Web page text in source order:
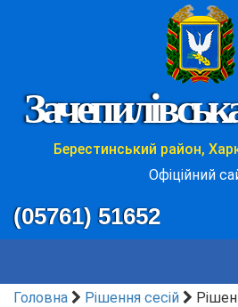
Берестинський район,
Офіційний
(05761) 51652
Головна
Рішення сесій